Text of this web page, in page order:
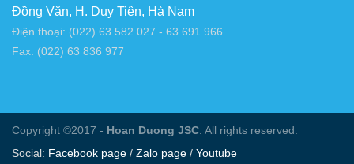
Đồng Văn, H. Duy Tiên, Hà Nam
Điện thoại: (022) 63 582 027 - 63 691 966
Fax: (022) 63 836 977
Copyright ©2017 - Hoan Duong JSC. All rights reserved.
Social: Facebook page / Zalo page / Youtube